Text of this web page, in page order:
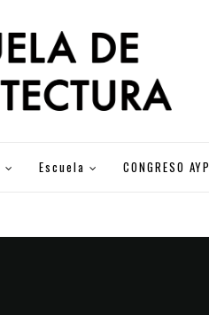
Escuela CONGRESO AYP